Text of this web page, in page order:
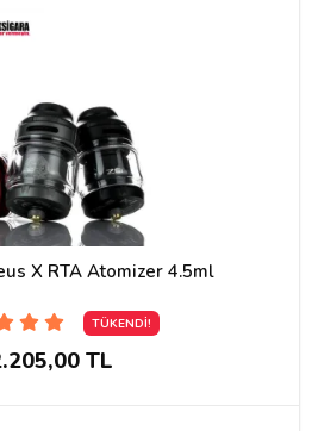
X RTA Atomizer 4.5ml
TÜKENDİ!
TL